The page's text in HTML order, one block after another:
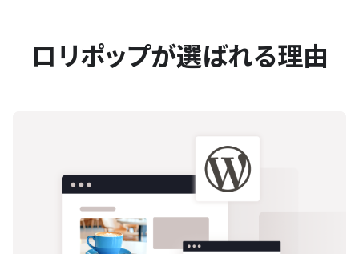
ロリポップが選ばれる理由